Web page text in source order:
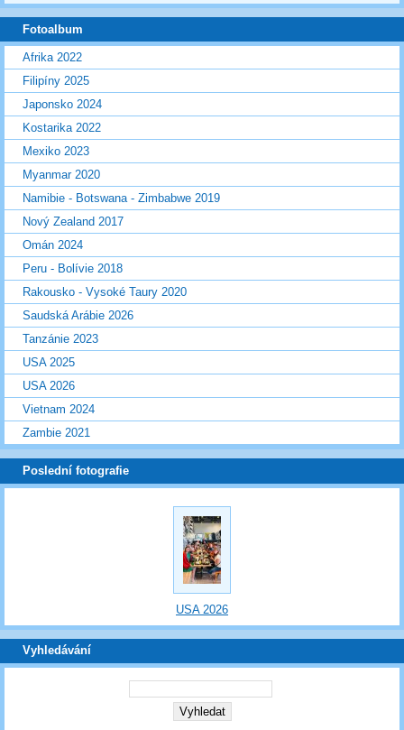
Fotoalbum
Afrika 2022
Filipíny 2025
Japonsko 2024
Kostarika 2022
Mexiko 2023
Myanmar 2020
Namibie - Botswana - Zimbabwe 2019
Nový Zealand 2017
Omán 2024
Peru - Bolívie 2018
Rakousko - Vysoké Taury 2020
Saudská Arábie 2026
Tanzánie 2023
USA 2025
USA 2026
Vietnam 2024
Zambie 2021
Poslední fotografie
USA 2026
Vyhledávání